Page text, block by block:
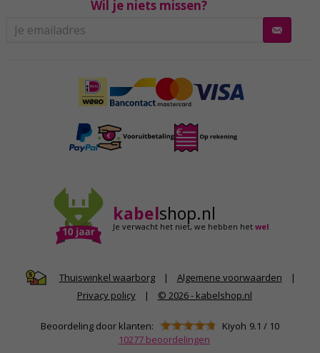
Wil je niets missen?
kabelshop.nl
Je verwacht het niet,we hebben hetwel
Thuiswinkel waarborg | Algemene voorwaarden
|
Privacy policy
| © 2026 - kabelshop.nl
Beoordeling door klanten: Kiyoh 9.1 / 10
10277 beoordelingen